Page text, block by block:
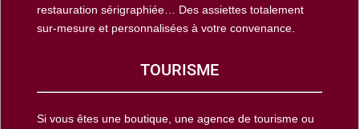
restauration sérigraphiée… Des assiettes totalement
sur-mesure et personnalisées à votre convenance.
TOURISME
Si vous êtes une boutique, une agence de tourisme ou